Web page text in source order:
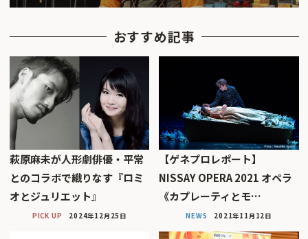
おすすめ記事
萩原麻未が人形劇俳優・平常
とのコラボで織りなす『ロミ
オとジュリエット』
PICK UP 2024年12月25日
【ゲネプロレポート】
NISSAY OPERA 2021 オペラ
《カプレーティとモ…
NEWS 2021年11月12日